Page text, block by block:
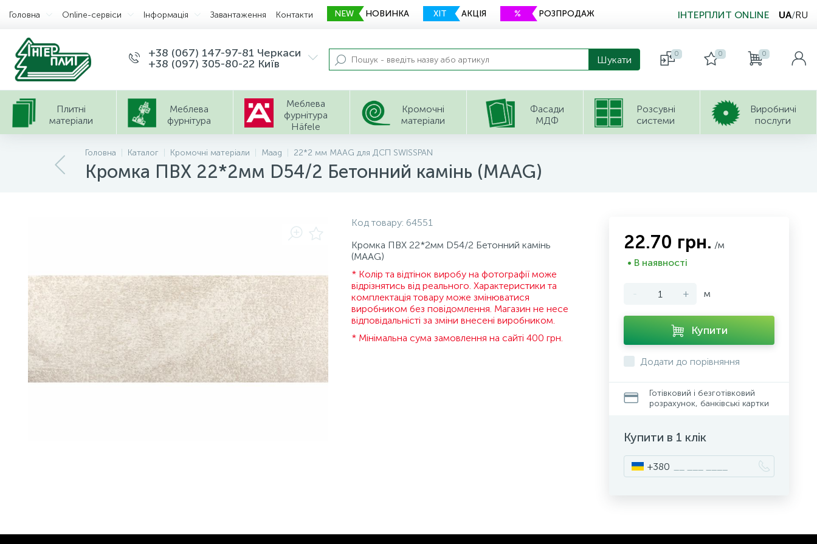
Головна Оnline-сервіси Інформація Завантаження Контакти NEW НОВИНКА ХІТ АКЦІЯ % РОЗПРОДАЖ ІНТЕРПЛИТ ONLINE UA/RU
+38 (067) 147-97-81 Черкаси
+38 (097) 305-80-22 Київ
0 0 0
Плитні
матеріали
Меблева
фурнітура
Меблева
фурнітура
Häfele
Кромочні
матеріали
Фасади
МДФ
Розсувні
системи
Виробничі
послуги
Головна Каталог Кромочні матеріали Maag 22*2 мм МААG для ДСП SWISSPAN
Кромка ПВХ 22*2мм D54/2 Бетонний камінь (МААG)
Код товару: 64551
Кромка ПВХ 22*2мм D54/2 Бетонний камінь
(МААG)
* Колір та відтінок виробу на фотографії може
відрізнятись від реального. Характеристики та
комплектація товару може змінюватися
виробником без повідомлення. Магазин не несе
відповідальністі за зміни внесені виробником.
* Мінімальна сума замовлення на сайті 400 грн.
22.70 грн. /м
• В наявності
- + м
Купити
Додати до порівняння
Готівковий і безготівковий
розрахунок, банківські картки
Купити в 1 клік
+380